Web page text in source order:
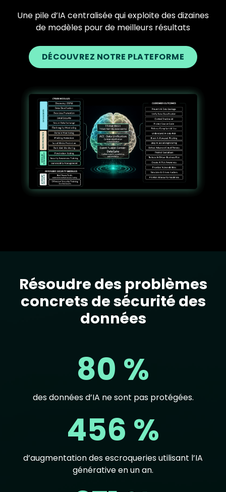
Une pile d’IA centralisée qui exploite des dizaines
de modèles pour de meilleurs résultats
DÉCOUVREZ NOTRE PLATEFORME
Text
Résoudre des problèmes
concrets de sécurité des
données
80 %
des données d’IA ne sont pas protégées.
456 %
d’augmentation des escroqueries utilisant l’IA
générative en un an.